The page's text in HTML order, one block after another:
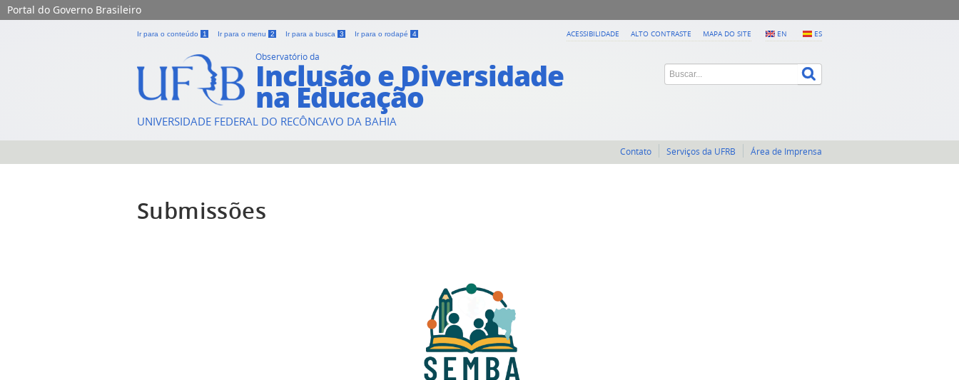
Portal do Governo Brasileiro
Ir para o conteúdo 1 Ir para o menu 2 Ir para a busca 3 Ir para o rodapé 4 EN ES
ACESSIBILIDADE ALTO CONTRASTE MAPA DO SITE
Observatório da
Inclusão e Diversidade
na Educação
UNIVERSIDADE FEDERAL DO RECÔNCAVO DA BAHIA
Contato Serviços da UFRB Área de Imprensa
Submissões